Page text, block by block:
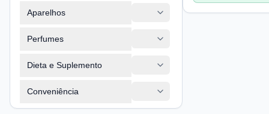
Aparelhos
Perfumes
Dieta e Suplemento
Conveniência